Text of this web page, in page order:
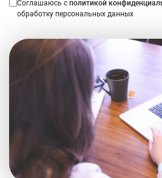
Соглашаюсь с политикой
обработку персональных данных